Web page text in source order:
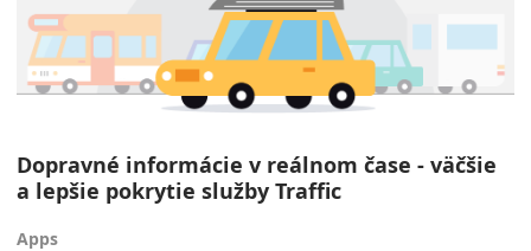
Dopravné informácie v reálnom čase - väčšie
a lepšie pokrytie služby Traffic
Apps